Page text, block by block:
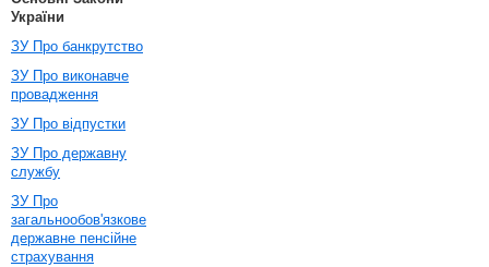
України
ЗУ Про банкрутство
ЗУ Про виконавче
провадження
ЗУ Про відпустки
ЗУ Про державну
службу
ЗУ Про
загальнообов'язкове
державне пенсійне
страхування